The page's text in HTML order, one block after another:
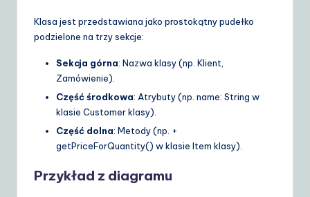
Klasa jest przedstawiana jako prostokątny pudełko
podzielone na trzy sekcje:
Sekcja górna: Nazwa klasy (np. Klient
Zamówienie).
Część środkowa: Atrybuty (np. name: String w
klasie Customerklasy).
Część dolna: Metody (np. +
getPriceForQuantity() w klasie Item klasy).
Przykład z diagramu